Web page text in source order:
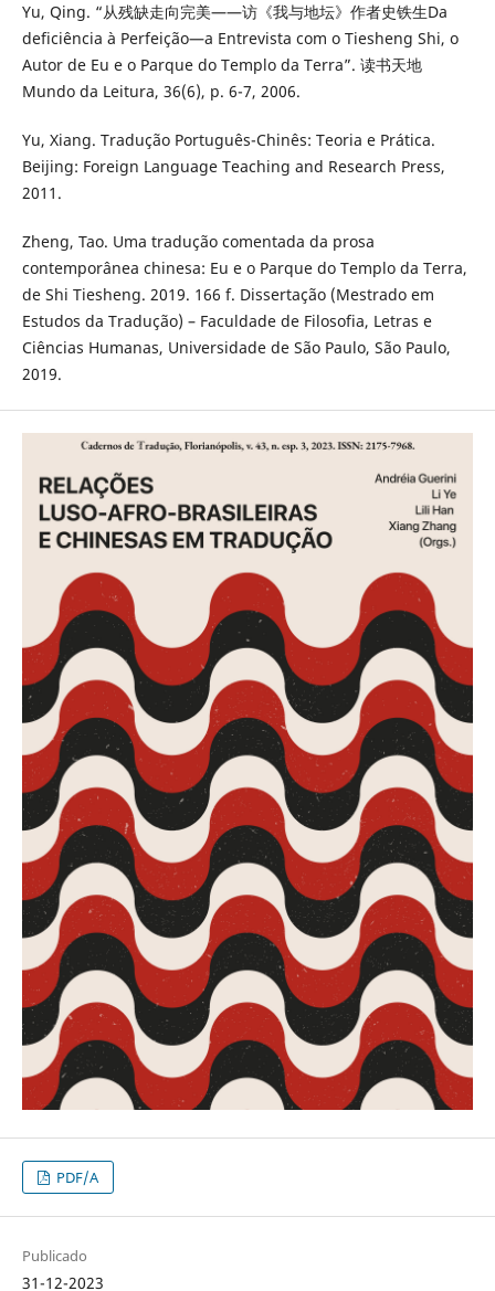
Yu, Qing. “从残缺走向完美——访《我与地坛》作者史铁生Da
deficiência à Perfeição—a Entrevista com o Tiesheng Shi, o
Autor de Eu e o Parque do Templo da Terra”. 读书天地
Mundo da Leitura, 36(6), p. 6-7, 2006.
Yu, Xiang. Tradução Português-Chinês: Teoria e Prática.
Beijing: Foreign Language Teaching and Research Press,
2011.
Zheng, Tao. Uma tradução comentada da prosa
contemporânea chinesa: Eu e o Parque do Templo da Terra,
de Shi Tiesheng. 2019. 166 f. Dissertação (Mestrado em
Estudos da Tradução) – Faculdade de Filosofia, Letras e
Ciências Humanas, Universidade de São Paulo, São Paulo,
2019.
PDF/A
Publicado
31-12-2023